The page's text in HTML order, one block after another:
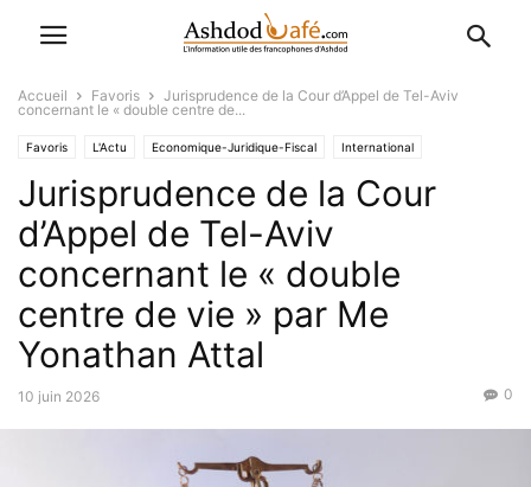
Accueil Favoris
Jurisprudence de la Cour d’Appel de Tel-Aviv
concernant le « double centre de...
Favoris L'Actu Economique-Juridique-Fiscal International
Jurisprudence de la Cour
d’Appel de Tel-Aviv
concernant le « double
centre de vie » par Me
Yonathan Attal
10 juin 2026 0